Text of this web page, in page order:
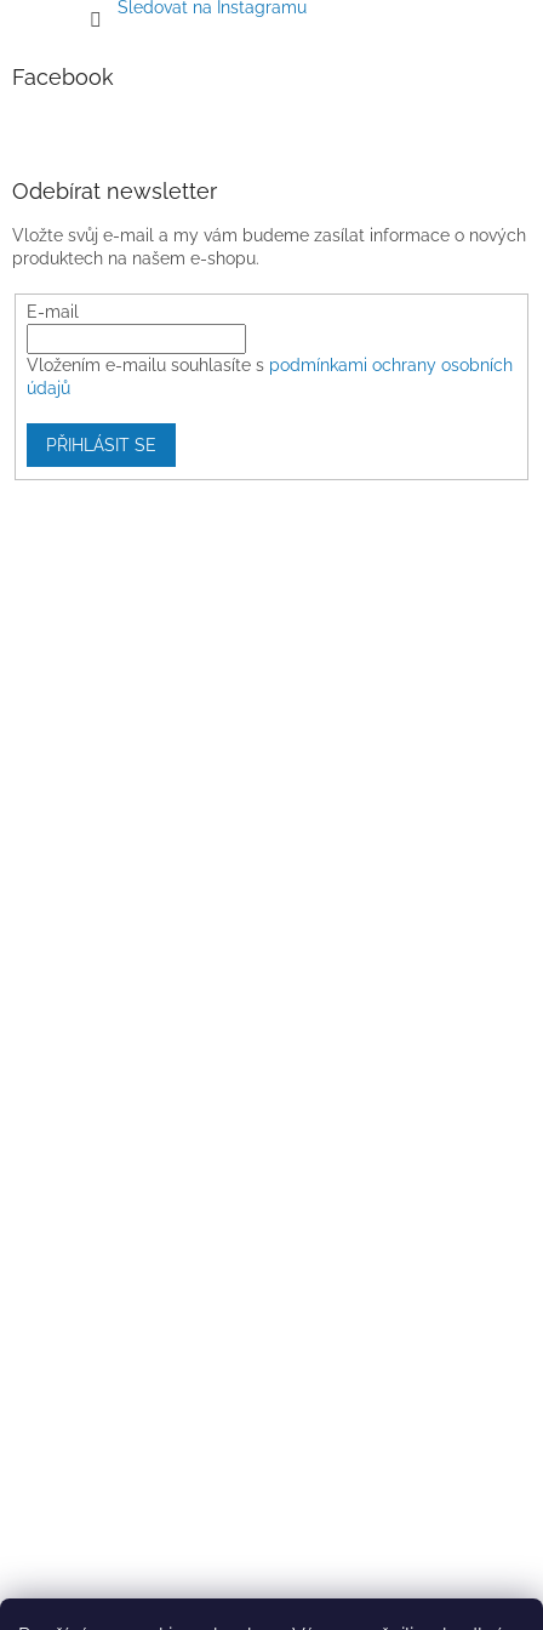
Sledovat na Instagramu
Facebook
Odebírat newsletter
Vložte svůj e-mail a my vám budeme zasílat informace o nových
produktech na našem e-shopu.
E-mail
Vložením e-mailu souhlasíte s podmínkami ochrany osobních
údajů
PŘIHLÁSIT SE